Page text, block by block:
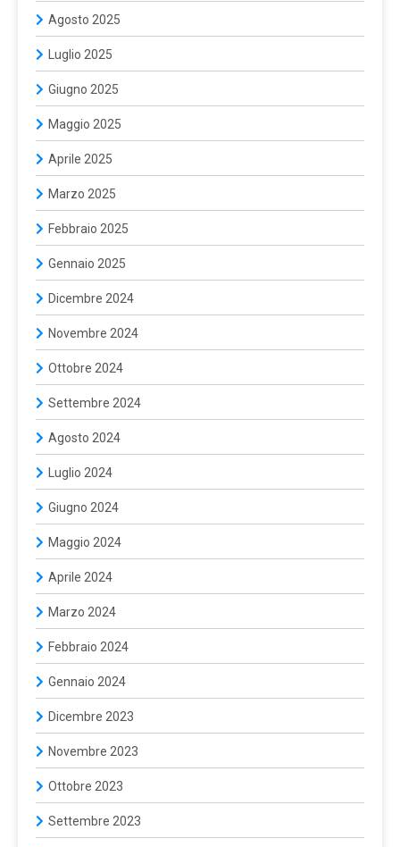
Agosto 2025
Luglio 2025
Giugno 2025
Maggio 2025
Aprile 2025
Marzo 2025
Febbraio 2025
Gennaio 2025
Dicembre 2024
Novembre 2024
Ottobre 2024
Settembre 2024
Agosto 2024
Luglio 2024
Giugno 2024
Maggio 2024
Aprile 2024
Marzo 2024
Febbraio 2024
Gennaio 2024
Dicembre 2023
Novembre 2023
Ottobre 2023
Settembre 2023